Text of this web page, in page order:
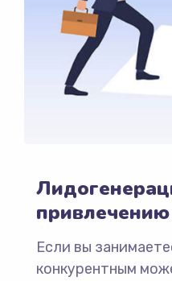
Если вы
конкурентным